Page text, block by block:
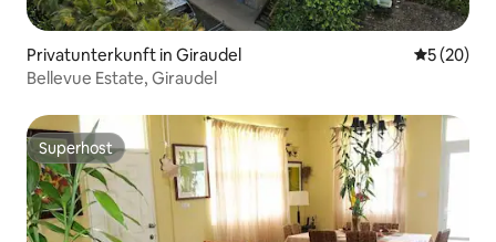
Privatunterkunft in Giraudel
5 (20)
Bellevue Estate, Giraudel
Superhost
Superhost